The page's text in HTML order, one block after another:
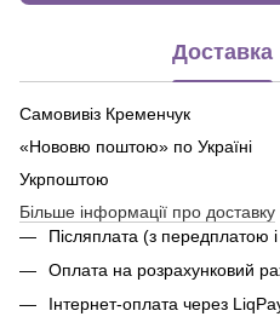
Доставка
Самовивіз Кременчук
«Нововю поштою» по Україні
Укрпоштою
Більше інформації про доставку
Післяплата (з передплатою
Оплата на розрахунковий
Інтернет-оплата через